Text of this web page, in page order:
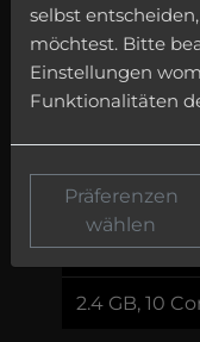
2.4 GB, 10
selbst
möchtest. Bitte
Einstellungen
Funktionalitäten
Präferenzen
wählen